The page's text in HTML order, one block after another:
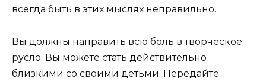
всегда быть в этих мыслях неправильно.
Вы должны направить всю боль в творческое
русло. Вы можете стать действительно
близкими со своими детьми. Передайте